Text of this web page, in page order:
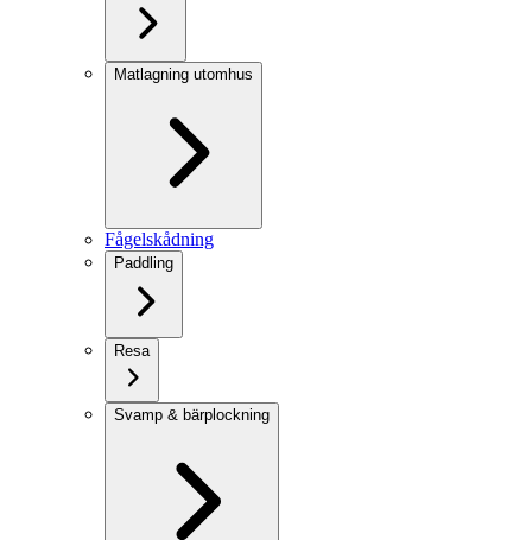
Matlagning utomhus
Fågelskådning
Paddling
Resa
Svamp & bärplockning